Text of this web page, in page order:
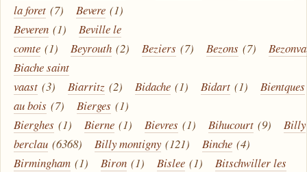
la foret (7) Bevere (1)
Beveren (1)
Beville le
comte (1) Beyrouth (2) Beziers (7) Bezons (7)
Biache saint
vaast (3) Biarritz (2) Bidache (1) Bidart (1)
Bientques
au bois (7) Bierges (1)
Bierghes (1) Bierne (1) Bievres (1) Bihucourt (9)
Billy
berclau (6368) Billy montigny (121) Binche (4)
Birmingham (1) Biron (1) Bislee (1)
Bitschwiller les